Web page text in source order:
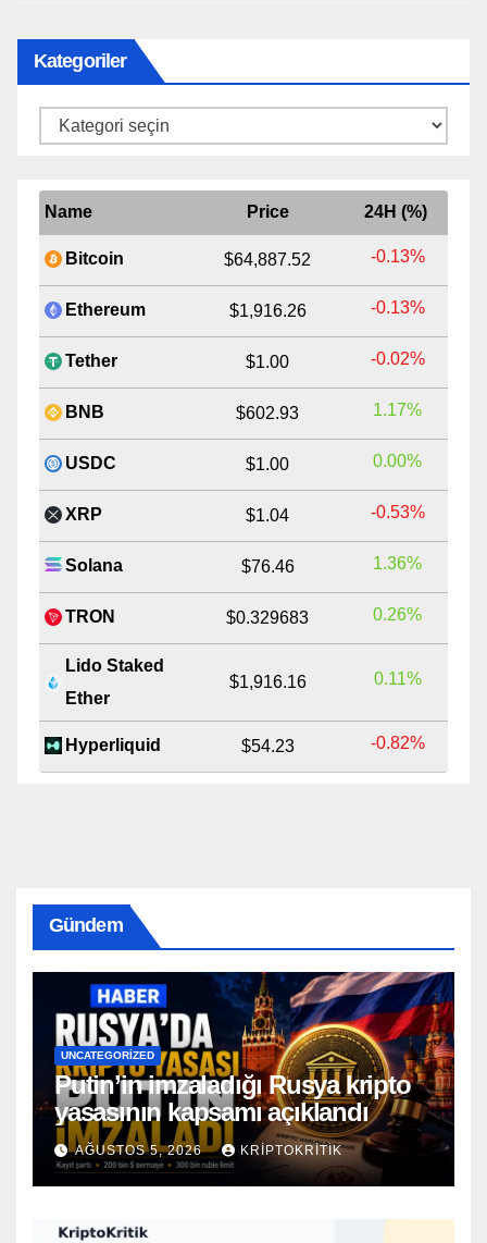
Kategoriler
Kategoriler
Name Price 24H (%)
Bitcoin $64,887.52 -0.13%
Ethereum $1,916.26 -0.13%
Tether $1.00 -0.02%
BNB $602.93 1.17%
USDC $1.00 0.00%
XRP $1.04 -0.53%
Solana $76.46 1.36%
TRON $0.329683 0.26%
Lido Staked
Ether
$1,916.16 0.11%
Hyperliquid $54.23 -0.82%
Gündem
UNCATEGORIZED
Putin’in imzaladığı Rusya kripto
yasasının kapsamı açıklandı
AĞUSTOS 5, 2026 KRIPTOKRITIK